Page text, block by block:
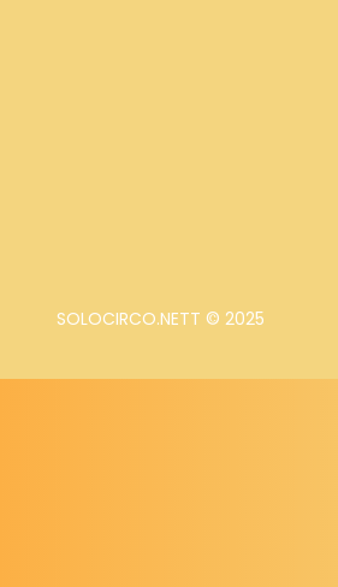
SOLOCIRCO.NETT © 2025